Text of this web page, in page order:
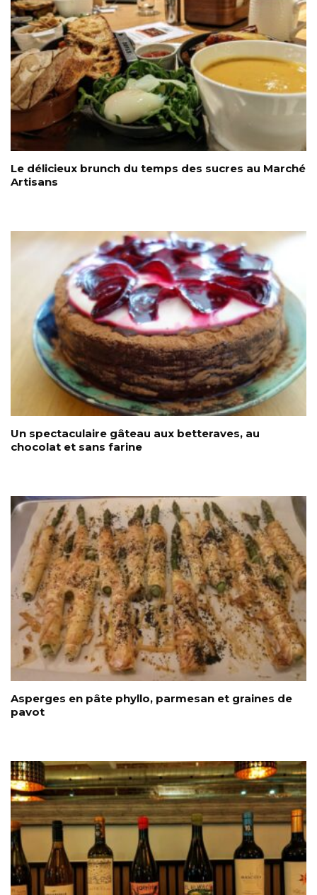
Le délicieux brunch du temps des sucres au Marché
Artisans
Un spectaculaire gâteau aux betteraves, au
chocolat et sans farine
Asperges en pâte phyllo, parmesan et graines de
pavot